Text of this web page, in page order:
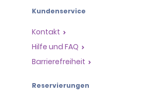
Kundenservice
Kontakt
Hilfe und FAQ
Barrierefreiheit
Reservierungen